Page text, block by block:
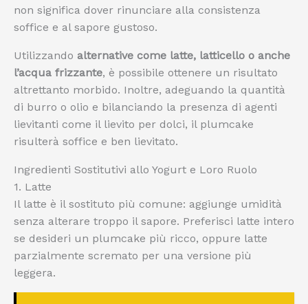
non significa dover rinunciare alla consistenza
soffice e al sapore gustoso.
Utilizzando alternative come latte, latticello o anche
l’acqua frizzante, è possibile ottenere un risultato
altrettanto morbido. Inoltre, adeguando la quantità
di burro o olio e bilanciando la presenza di agenti
lievitanti come il lievito per dolci, il plumcake
risulterà soffice e ben lievitato.
Ingredienti Sostitutivi allo Yogurt e Loro Ruolo
1. Latte
Il latte è il sostituto più comune: aggiunge umidità
senza alterare troppo il sapore. Preferisci latte intero
se desideri un plumcake più ricco, oppure latte
parzialmente scremato per una versione più
leggera.